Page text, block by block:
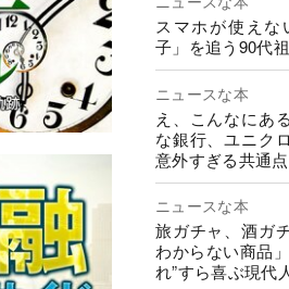
スマホが使え
子」を追う90代
ニュースな本
え、こんなにあ
な銀行、ユニク
意外すぎる共通点
ニュースな本
旅ガチャ、酒ガ
わからない商品
れ”すら喜ぶ現代